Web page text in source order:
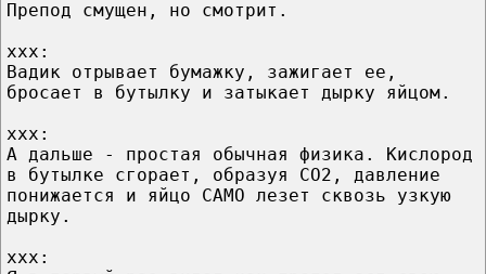
Препод смущен, но смотрит.
ххх:
Вадик отрывает бумажку, зажигает ее,
бросает в бутылку и затыкает дырку яйцом.
ххх:
А дальше - простая обычная физика. Кислород
в бутылке сгорает, образуя CO2, давление
понижается и яйцо САМО лезет сквозь узкую
дырку.
ххх: